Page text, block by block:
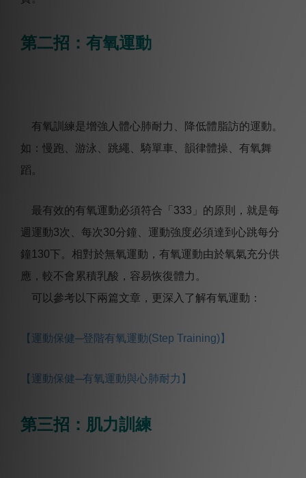
第二招：有氧運動
有氧訓練是增強人體心肺耐力、降低體脂訪的運動。
如：慢跑、游泳、跳繩、騎單車、韻律體操、有氧舞
蹈。
最有效的有氧運動必須符合「333」的原則，就是每
週運動3次、每次30分鐘、運動強度必須達到心跳每分
鐘130下。相對於無氧運動，有氧運動由於氧氣充分供
應，較不會累積乳酸，容易恢復體力。
可以參考以下兩篇文章，更深入了解有氧運動：
【運動保健─登階有氧運動(Step Training)】
【運動保健─有氧運動與心肺耐力】
第三招：肌力訓練